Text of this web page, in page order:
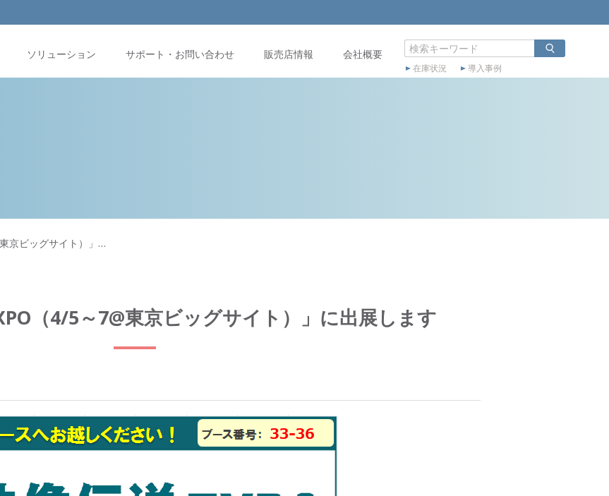
ソリューション サポート・お問い合わせ 販売店情報 会社概要
在庫状況 導入事例
京ビッグサイト）」…
（4/5～7@東京ビッグサイト）」に出展します